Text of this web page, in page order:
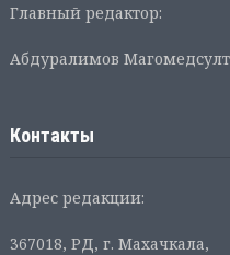
Главный редактор:
Абдуралимов
Контакты
Адрес редакции:
367018, РД, г. Махачкала,